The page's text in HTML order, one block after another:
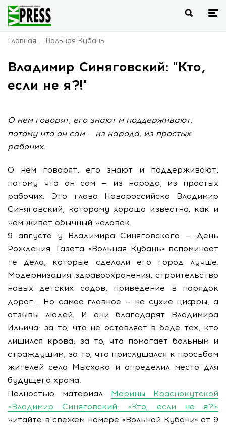
Главная Вольная Кубань
Владимир Синяговский: "Кто,
если не я?!"
О нем говорят, его знают м поддерживают,
потому что он сам — из народа, из простых
рабочих.
О нем говорят, его знают и поддерживают,
потому что он сам — из народа, из простых
рабочих. Это глава Новороссийска Владимир
Синяговский, которому хорошо известно, как и
чем живет обычный человек.
9 августа у Владимира Синяговского — День
Рождения. Газета «Вольная Кубань» вспоминает
те дела, которые сделали его город лучше.
Модернизация здравоохранения, строительство
новых детских садов, приведение в порядок
дорог... Но самое главное — не сухие цифры, а
отзывы людей. И они благодарят Владимира
Ильича: за то, что не оставляет в беде тех, кто
лишился крова; за то, что помогает больным и
страждущим; за то, что прислушался к просьбам
жителей села Мысхако и определил место для
будущего храма.
Полностью материал Марины Краснокутской
«Владимир Синяговский: «Кто, если не я?!»
читайте в свежем номере «Вольной Кубани» от 9